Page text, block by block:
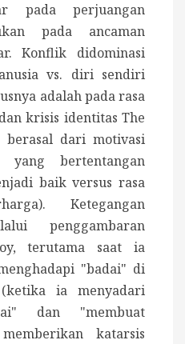
pada perjuangan
pada ancaman
Konflik didominasi
vs. diri sendiri
adalah pada rasa
krisis identitas The
dari motivasi
bertentangan
baik versus rasa
Ketegangan
penggambaran
terutama saat ia
"badai" di
(ketika ia menyadari
dan "membuat
katarsis